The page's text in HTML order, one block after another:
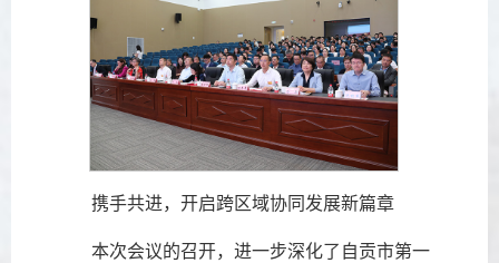
携手共进，开启跨区域协同发展新篇章
本次会议的召开，进一步深化了自贡市第一